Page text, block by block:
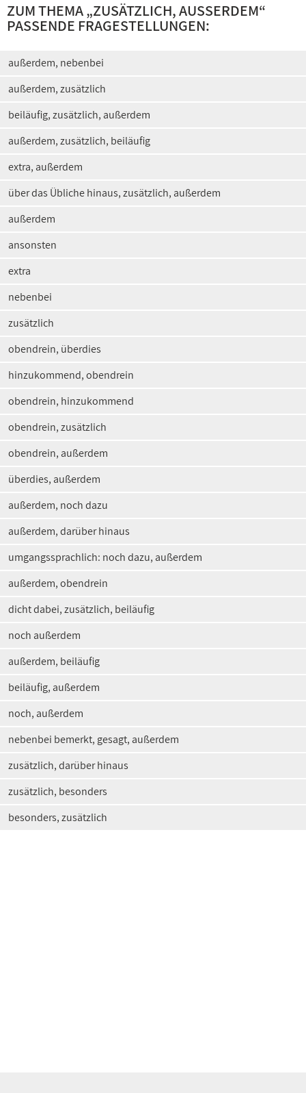
ZUM THEMA „ZUSÄTZLICH, AUSSERDEM “
PASSENDE FRAGESTELLUNGEN:
außerdem, nebenbei
außerdem, zusätzlich
beiläufig, zusätzlich, außerdem
außerdem, zusätzlich, beiläufig
extra, außerdem
über das Übliche hinaus, zusätzlich, außerdem
außerdem
ansonsten
extra
nebenbei
zusätzlich
obendrein, überdies
hinzukommend, obendrein
obendrein, hinzukommend
obendrein, zusätzlich
obendrein, außerdem
überdies, außerdem
außerdem, noch dazu
außerdem, darüber hinaus
umgangssprachlich: noch dazu, außerdem
außerdem, obendrein
dicht dabei, zusätzlich, beiläufig
noch außerdem
außerdem, beiläufig
beiläufig, außerdem
noch, außerdem
nebenbei bemerkt, gesagt, außerdem
zusätzlich, darüber hinaus
zusätzlich, besonders
besonders, zusätzlich